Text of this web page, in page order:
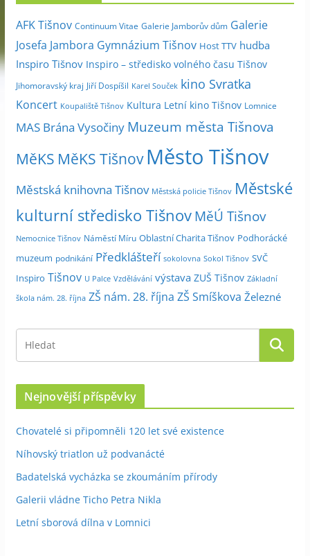
v
d
l
e
m
s
í
e
AFK Tišnov Continuum Vitae Galerie Jamborův dům Galerie
Josefa Jambora Gymnázium Tišnov Host TTV hudba
Inspiro Tišnov Inspiro – středisko volného času Tišnov
Jihomoravský kraj Jiří Dospíšil Karel Souček kino Svratka
Koncert Koupaliště Tišnov Kultura Letní kino Tišnov Lomnice
MAS Brána Vysočiny Muzeum města Tišnova
MěKS MěKS Tišnov Město Tišnov
Městská knihovna Tišnov Městská policie Tišnov Městské
kulturní středisko Tišnov MěÚ Tišnov
Nemocnice Tišnov Náměstí Míru Oblastní Charita Tišnov Podhorácké
muzeum podnikání Předklášteří sokolovna Sokol Tišnov SVČ
Inspiro Tišnov U Palce Vzdělávání výstava ZUŠ Tišnov Základní
škola nám. 28. října ZŠ nám. 28. října ZŠ Smíškova Železné
Nejnovější příspěvky
Chovatelé si připomněli 120 let své existence
Níhovský triatlon už podvanácté
Badatelská vycházka se zkoumáním přírody
Galerii vládne Ticho Petra Nikla
Letní sborová dílna v Lomnici